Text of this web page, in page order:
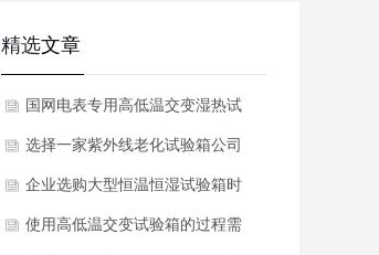
精选文章
国网电表专用高低温交变湿热试
验箱核心参数
选择一家紫外线老化试验箱公司
至关重要,那么该怎么选呢
企业选购大型恒温恒湿试验箱时
需注意的细节
使用高低温交变试验箱的过程需